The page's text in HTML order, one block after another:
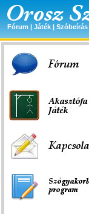
Fórum | Játék | Szóbeírás